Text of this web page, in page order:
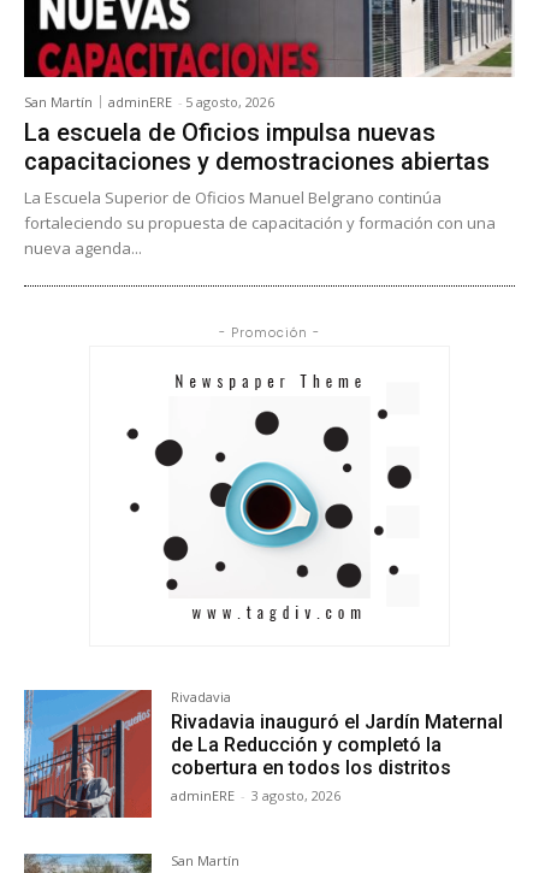
San Martín adminERE - 5 agosto, 2026
La escuela de Oficios impulsa nuevas
capacitaciones y demostraciones abiertas
La Escuela Superior de Oficios Manuel Belgrano continúa
fortaleciendo su propuesta de capacitación y formación con una
nueva agenda...
- Promoción -
Rivadavia
Rivadavia inauguró el Jardín Maternal
de La Reducción y completó la
cobertura en todos los distritos
adminERE - 3 agosto, 2026
San Martín